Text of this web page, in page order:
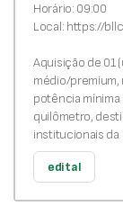
Horário: 09:00
Local: https://
Aquisição de 01
médio/premium,
potência mínima
quilômetro,
institucionais da
edital